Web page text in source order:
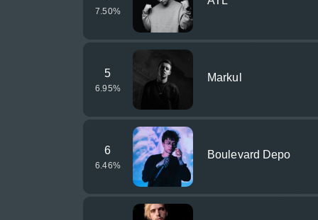
7.50%
5
6.95%
Markul
6
6.46%
Boulevard Depo